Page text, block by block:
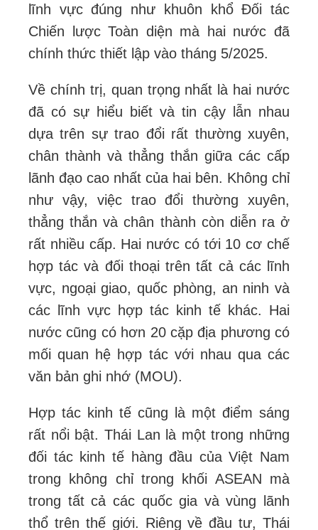
lĩnh vực đúng như khuôn khổ Đối tác
Chiến lược Toàn diện mà hai nước đã
chính thức thiết lập vào tháng 5/2025.
Về chính trị, quan trọng nhất là hai nước
đã có sự hiểu biết và tin cậy lẫn nhau
dựa trên sự trao đổi rất thường xuyên,
chân thành và thẳng thắn giữa các cấp
lãnh đạo cao nhất của hai bên. Không chỉ
như vậy, việc trao đổi thường xuyên,
thẳng thắn và chân thành còn diễn ra ở
rất nhiều cấp. Hai nước có tới 10 cơ chế
hợp tác và đối thoại trên tất cả các lĩnh
vực, ngoại giao, quốc phòng, an ninh và
các lĩnh vực hợp tác kinh tế khác. Hai
nước cũng có hơn 20 cặp địa phương có
mối quan hệ hợp tác với nhau qua các
văn bản ghi nhớ (MOU).
Hợp tác kinh tế cũng là một điểm sáng
rất nổi bật. Thái Lan là một trong những
đối tác kinh tế hàng đầu của Việt Nam
trong không chỉ trong khối ASEAN mà
trong tất cả các quốc gia và vùng lãnh
thổ trên thế giới. Riêng về đầu tư, Thái